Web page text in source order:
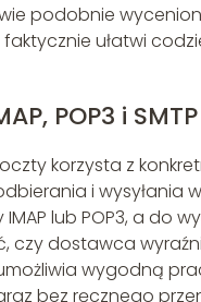
podobnie
ułatwi
POP3 i SMTP
korzysta z
i wysyłania
lub POP3, a do
czy dostawca
wygodną
bez ręcznego